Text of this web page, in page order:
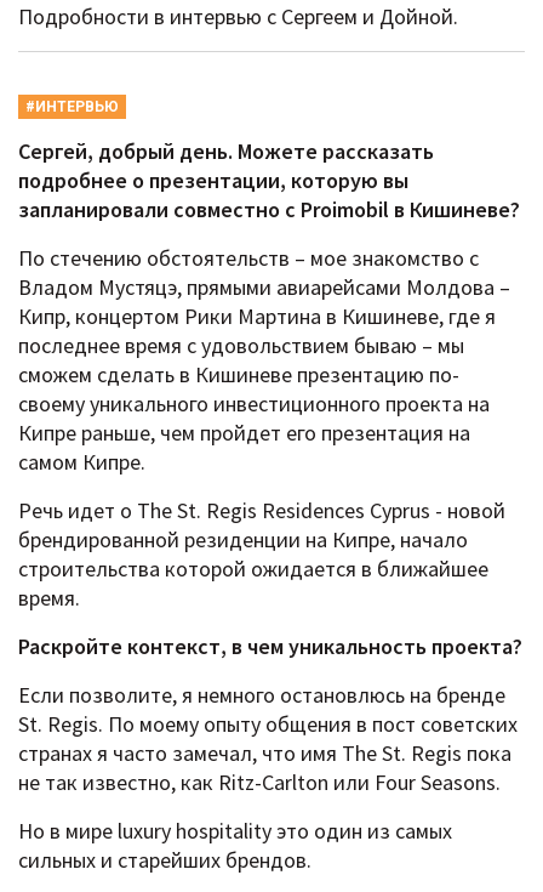
Подробности в интервью с Сергеем и Дойной.
#ИНТЕРВЬЮ
Сергей, добрый день. Можете рассказать
подробнее о презентации, которую вы
запланировали совместно с Proimobil в Кишиневе?
По стечению обстоятельств – мое знакомство с
Владом Мустяцэ, прямыми авиарейсами Молдова –
Кипр, концертом Рики Мартина в Кишиневе, где я
последнее время с удовольствием бываю – мы
сможем сделать в Кишиневе презентацию по-
своему уникального инвестиционного проекта на
Кипре раньше, чем пройдет его презентация на
самом Кипре.
Речь идет о The St. Regis Residences Cyprus - новой
брендированной резиденции на Кипре, начало
строительства которой ожидается в ближайшее
время.
Раскройте контекст, в чем уникальность проекта?
Если позволите, я немного остановлюсь на бренде
St. Regis. По моему опыту общения в пост советских
странах я часто замечал, что имя The St. Regis пока
не так известно, как Ritz-Carlton или Four Seasons.
Но в мире luxury hospitality это один из самых
сильных и старейших брендов.